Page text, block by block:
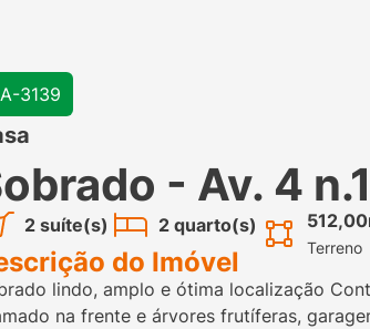
3139
- Av. 4
2 suíte(s) 2 quarto(s)
Terreno
do Imóvel
lindo, amplo e ótima localização
na frente e árvores frutíferas,